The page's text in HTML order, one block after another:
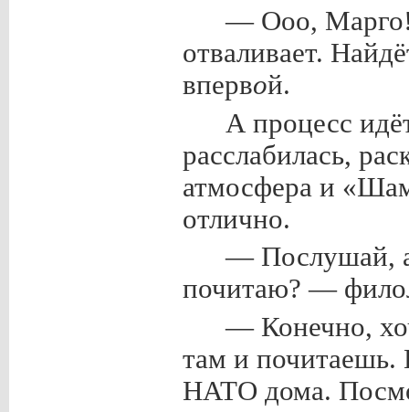
— Ооо,
отваливает.
впервой.
А процесс
расслабилась,
атмосфера и
отлично.
— Послушай, а
почитаю? —
— Конечно,
там и почитаешь.
НАТО дома.